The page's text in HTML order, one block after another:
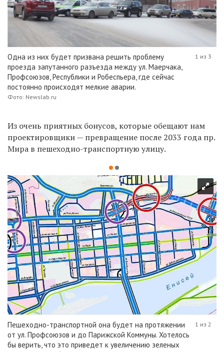
Одна из них будет призвана решить проблему
проезда запутанного разъезда между ул. Маерчака,
Профсоюзов, Республики и Робеспьера, где сейчас
постоянно происходят мелкие аварии.
Фото: Newslab.ru
1 из 3
Из очень приятных бонусов, которые обещают нам
проектировщики — превращение после 2033 года пр.
Мира в пешеходно-транспортную улицу.
Пешеходно-транспортной она будет на протяжении
от ул. Профсоюзов и до Парижской Коммуны. Хотелось
бы верить, что это приведет к увеличению зеленых
1 из 2